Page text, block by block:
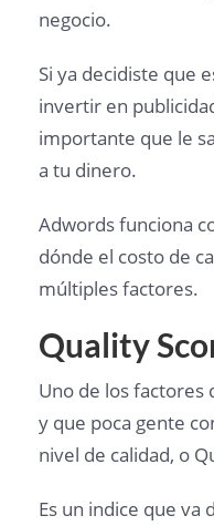
negocio.
Si ya decidiste que
invertir en
importante que le
a tu dinero.
Adwords funciona
dónde el costo de
múltiples factores.
Quality
Uno de los factores
y que poca gente
nivel de calidad, o
Es un indice que va